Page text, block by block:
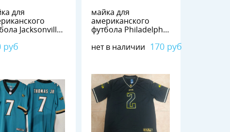
для
Jacksonville
руб
майка для
американского
футбола Philadelphia
нет в наличии 170 руб